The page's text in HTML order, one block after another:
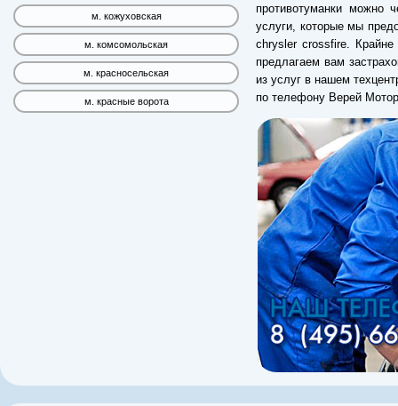
м. кожуховская
м. комсомольская
м. красносельская
м. красные ворота
противотуманки можно
услуги, которые мы
chrysler crossfire.
предлагаем вам
из услуг в нашем
по телефону Верей